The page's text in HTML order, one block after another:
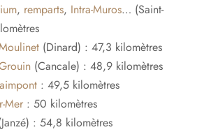
, remparts, Intra-Muros… (Saint-
(Dinard) : 47,3 kilomètres
(Cancale) : 48,9 kilomètres
: 49,5 kilomètres
Mer : 50 kilomètres
: 54,8 kilomètres